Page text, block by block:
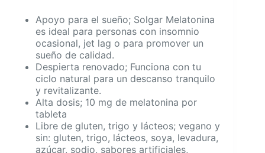
Apoyo para el sueño; Solgar Melatonina
es ideal para personas con insomnio
ocasional, jet lag o para promover un
sueño de calidad.
Despierta renovado; Funciona con tu
ciclo natural para un descanso tranquilo
y revitalizante.
Alta dosis; 10 mg de melatonina por
tableta
Libre de gluten, trigo y lácteos; vegano y
sin: gluten, trigo, lácteos, soya, levadura,
azúcar, sodio, sabores artificiales,